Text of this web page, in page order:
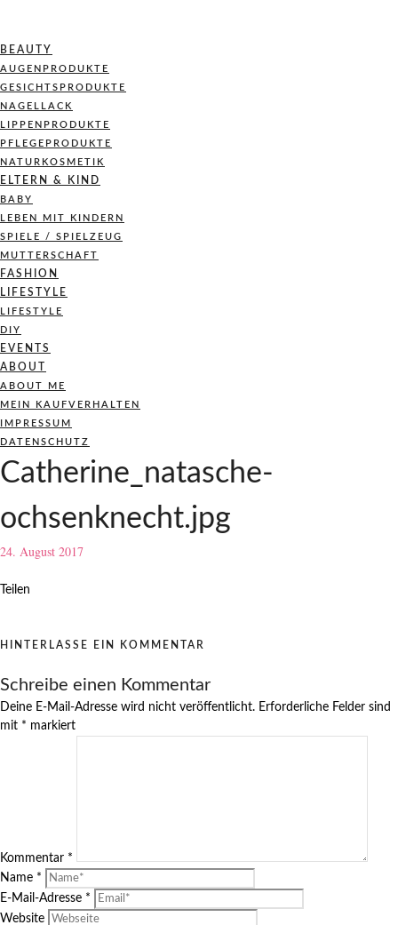
BEAUTY
AUGENPRODUKTE
GESICHTSPRODUKTE
NAGELLACK
LIPPENPRODUKTE
PFLEGEPRODUKTE
NATURKOSMETIK
ELTERN & KIND
BABY
LEBEN MIT KINDERN
SPIELE / SPIELZEUG
MUTTERSCHAFT
FASHION
LIFESTYLE
LIFESTYLE
DIY
EVENTS
ABOUT
ABOUT ME
MEIN KAUFVERHALTEN
IMPRESSUM
DATENSCHUTZ
Catherine_natasche-
ochsenknecht.jpg
24. August 2017
Teilen
HINTERLASSE EIN KOMMENTAR
Schreibe einen Kommentar
Deine E-Mail-Adresse wird nicht veröffentlicht. Erforderliche Felder sind
mit * markiert
Kommentar *
Name *
E-Mail-Adresse *
Website